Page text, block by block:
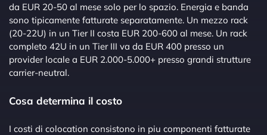
da EUR 20-50 al mese solo per lo spazio. Energia e banda
sono tipicamente fatturate separatamente. Un mezzo rack
(20-22U) in un Tier II costa EUR 200-600 al mese. Un rack
completo 42U in un Tier III va da EUR 400 presso un
provider locale a EUR 2.000-5.000+ presso grandi strutture
carrier-neutral.
Cosa determina il costo
I costi di colocation consistono in piu componenti fatturate